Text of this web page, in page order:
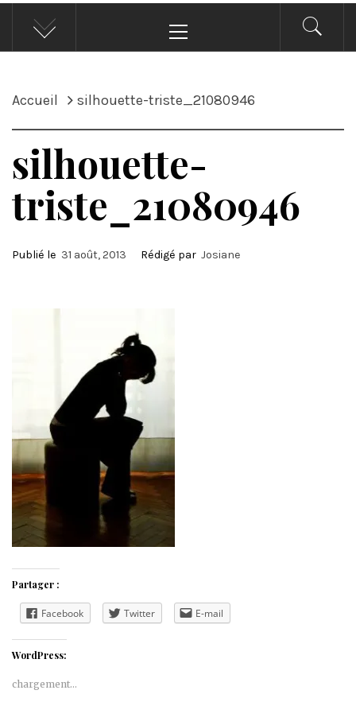
principal
Accueil silhouette-triste_21080946
silhouette-
triste_21080946
Publié le 31 août, 2013 Rédigé par Josiane
Partager :
Facebook Twitter E-mail
WordPress:
chargement…